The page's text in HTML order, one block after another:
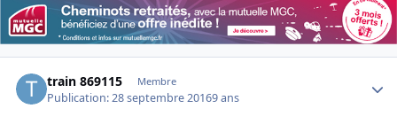
train 869115 Membre
Publication:28 septembre 20169 ans